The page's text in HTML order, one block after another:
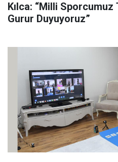
Kılca: “Milli
Gurur Duyuyoruz”